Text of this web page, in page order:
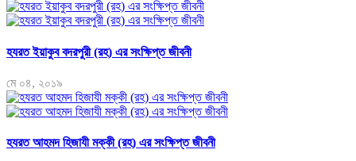
হযরত ইয়াকুব বদরপুরী (রহ) এর সংক্ষিপ্ত জীবনী
মে ০৪, ২০১৯
হযরত আহমদ হিজাযী মক্কী (রহ) এর সংক্ষিপ্ত জীবনী